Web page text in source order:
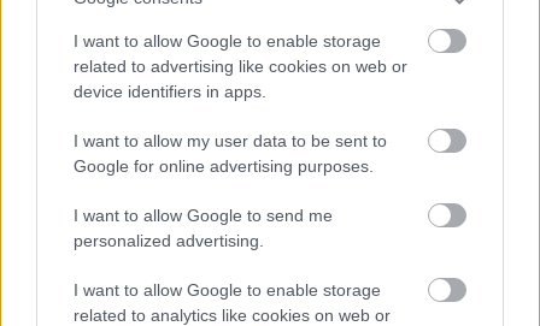
I want to allow Google to enable storage
related to advertising like cookies on web or
device identifiers in apps.
I want to allow my user data to be sent to
Google for online advertising purposes.
I want to allow Google to send me
personalized advertising.
I want to allow Google to enable storage
related to analytics like cookies on web or
volt
A fórumon a kerékpáros közlekedés jövője is
szóba került, hiszen a tervezett beruházás
egyszerre érinti a Nyíri utat és a Szolnoki utat. A